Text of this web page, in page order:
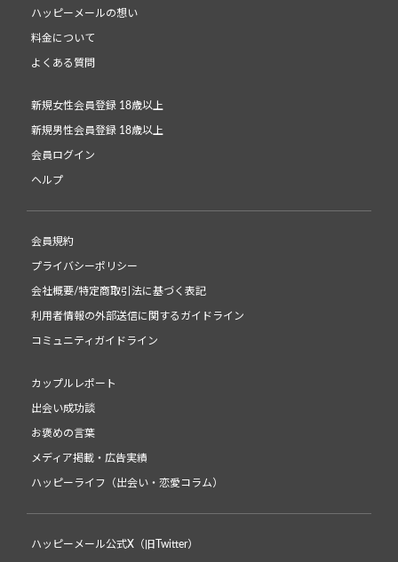
ハッピーメールの想い
料金について
よくある質問
新規女性会員登録 18歳以上
新規男性会員登録 18歳以上
会員ログイン
ヘルプ
会員規約
プライバシーポリシー
会社概要/特定商取引法に基づく表記
利用者情報の外部送信に関するガイドライン
コミュニティガイドライン
カップルレポート
出会い成功談
お褒めの言葉
メディア掲載・広告実績
ハッピーライフ（出会い・恋愛コラム）
ハッピーメール公式X（旧Twitter）